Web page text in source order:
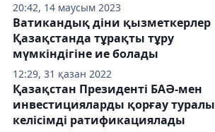
20:42, 14 маусым 2023
12:29, 31 қазан 2022
Ватикандық діни қызметкерлер
Қазақстанда тұрақты тұру
мүмкіндігіне ие болады
Қазақстан Президенті БАӘ-мен
инвестицияларды қорғау туралы
келісімді ратификациялады